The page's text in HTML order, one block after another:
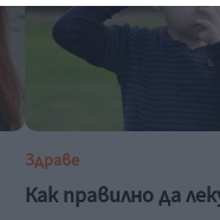
Здраве
Как правилно да